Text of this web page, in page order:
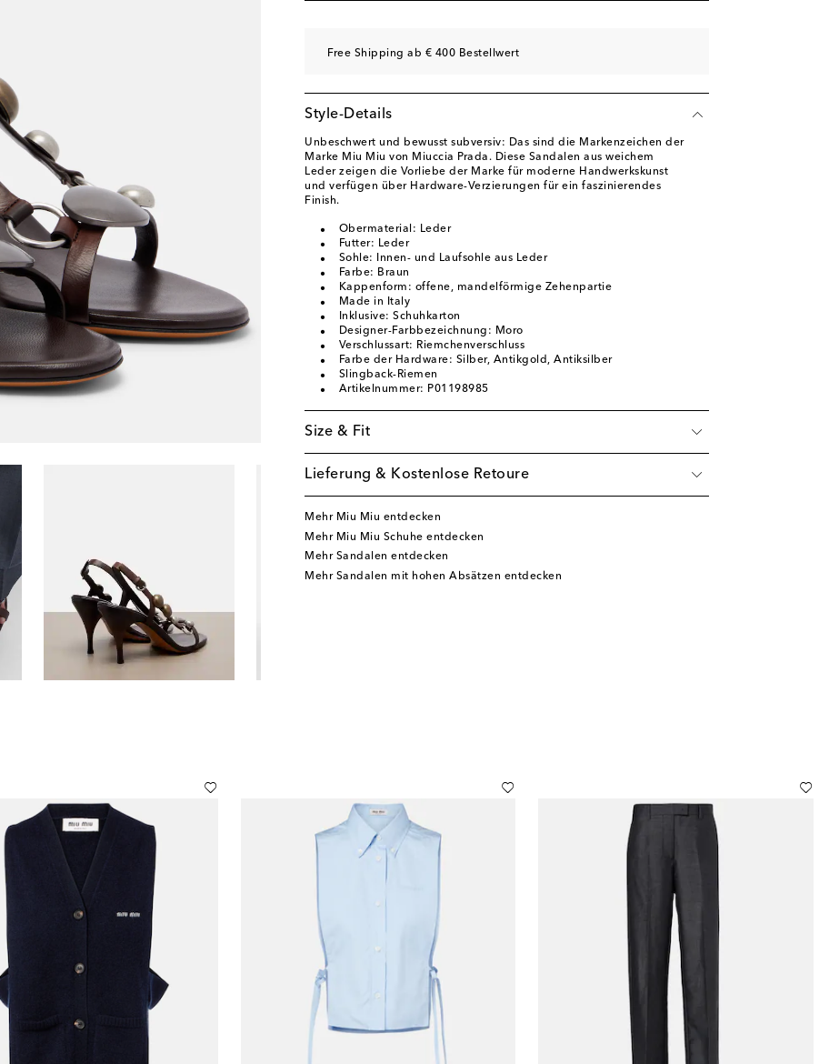
Free Shipping ab € 400 Bestellwert
Style-Details
Unbeschwert und bewusst subversiv: Das sind die Markenzeichen der
Marke Miu Miu von Miuccia Prada. Diese Sandalen aus weichem
Leder zeigen die Vorliebe der Marke für moderne Handwerkskunst
und verfügen über Hardware-Verzierungen für ein faszinierendes
Finish.
Obermaterial: Leder
Futter: Leder
Sohle: Innen- und Laufsohle aus Leder
Farbe: Braun
Kappenform: offene, mandelförmige Zehenpartie
Made in Italy
Inklusive: Schuhkarton
Designer-Farbbezeichnung: Moro
Verschlussart: Riemchenverschluss
Farbe der Hardware: Silber, Antikgold, Antiksilber
Slingback-Riemen
Artikelnummer: P01198985
Size & Fit
Lieferung & Kostenlose Retoure
Mehr Miu Miu entdecken
Mehr Miu Miu Schuhe entdecken
Mehr Sandalen entdecken
Mehr Sandalen mit hohen Absätzen entdecken